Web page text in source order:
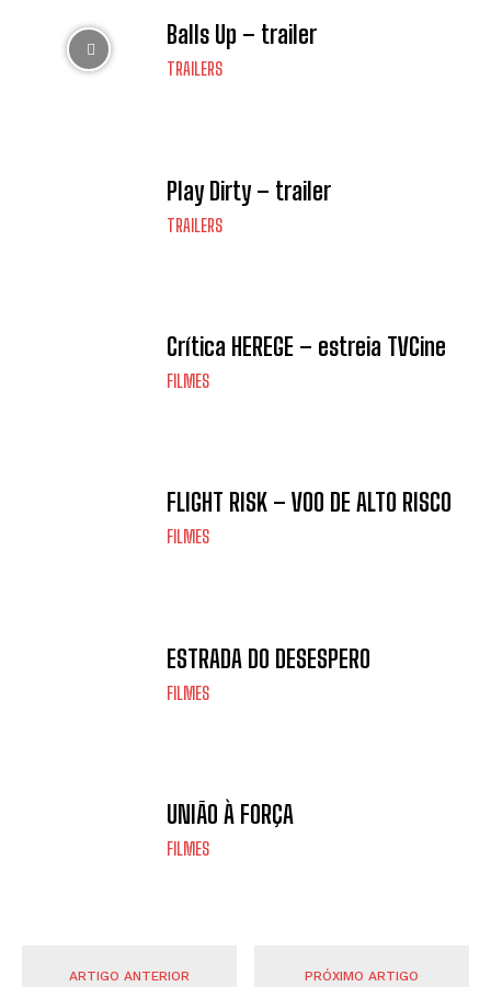
Balls Up – trailer
TRAILERS
Play Dirty – trailer
TRAILERS
Crítica HEREGE – estreia TVCine
FILMES
FLIGHT RISK – VOO DE ALTO RISCO
FILMES
ESTRADA DO DESESPERO
FILMES
UNIÃO À FORÇA
FILMES
ARTIGO ANTERIOR PRÓXIMO ARTIGO